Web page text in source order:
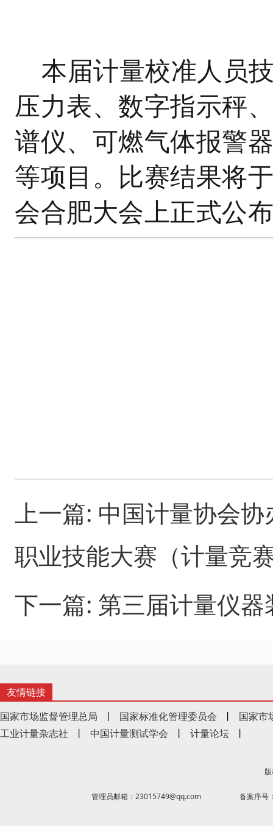
本届计量校准人员
压力表、数字指示秤
谱仪、可燃气体报警
等项目。比赛结果将
会合肥大会上正式公
上一篇: 中国计量协会
职业技能大赛（计量竞
下一篇: 第三届计量仪
友情链接
国家市场监督管理总局
丨 国家标准化管理委员会 丨
国家市
工业计量杂志社
丨 中国计量测试学会 丨 计量论坛 丨
管理员邮箱：23015749@qq.com 备案序号